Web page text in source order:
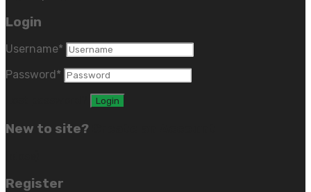
Login
Username*
Password *
New to site?
Register